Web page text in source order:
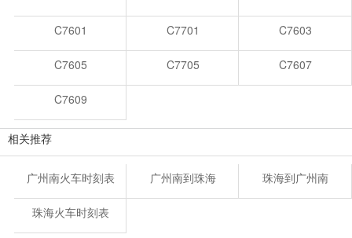
C7601 C7701 C7603
C7605 C7705 C7607
C7609
相关推荐
广州南火车时刻表 广州南到珠海 珠海到广州南
珠海火车时刻表